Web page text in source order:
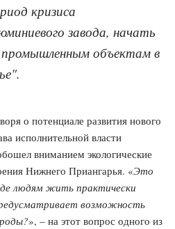
кризиса
завода, начать
объектам в
о потенциале развития нового
исполнительной власти
вниманием экологические
Нижнего Приангарья. «Это
людям жить практически
возможность
», – на этот вопрос одного из